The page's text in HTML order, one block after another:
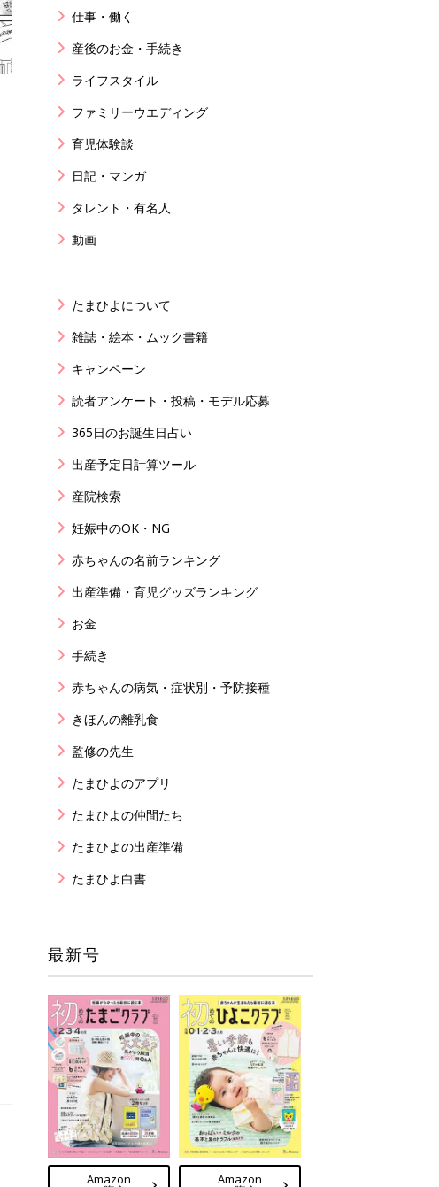
仕事・働く
産後のお金・手続き
ライフスタイル
ファミリーウエディング
育児体験談
日記・マンガ
タレント・有名人
動画
たまひよについて
雑誌・絵本・ムック書籍
キャンペーン
読者アンケート・投稿・モデル応募
365日のお誕生日占い
出産予定日計算ツール
産院検索
妊娠中のOK・NG
赤ちゃんの名前ランキング
出産準備・育児グッズランキング
お金
手続き
赤ちゃんの病気・症状別・予防接種
きほんの離乳食
監修の先生
たまひよのアプリ
たまひよの仲間たち
たまひよの出産準備
たまひよ白書
最新号
Amazon Amazon